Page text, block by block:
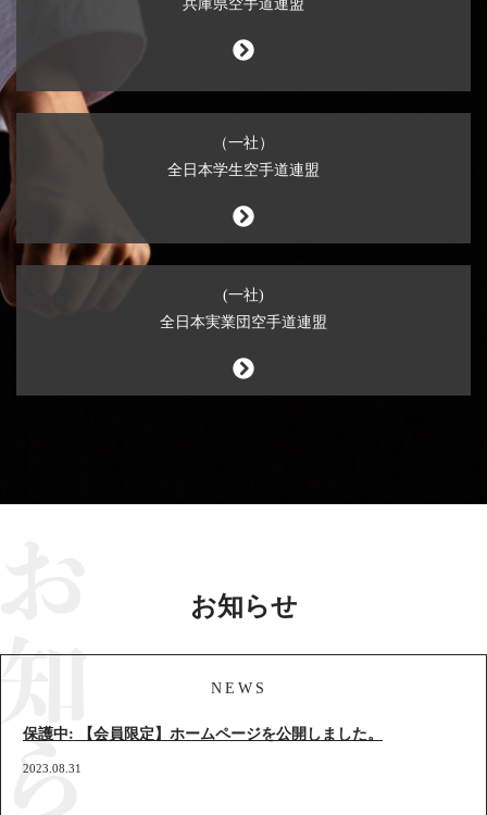
兵庫県空手道連盟
（一社）
全日本学生空手道連盟
(一社)
全日本実業団空手道連盟
お知らせ
NEWS
保護中: 【会員限定】ホームページを公開しました。
2023.08.31